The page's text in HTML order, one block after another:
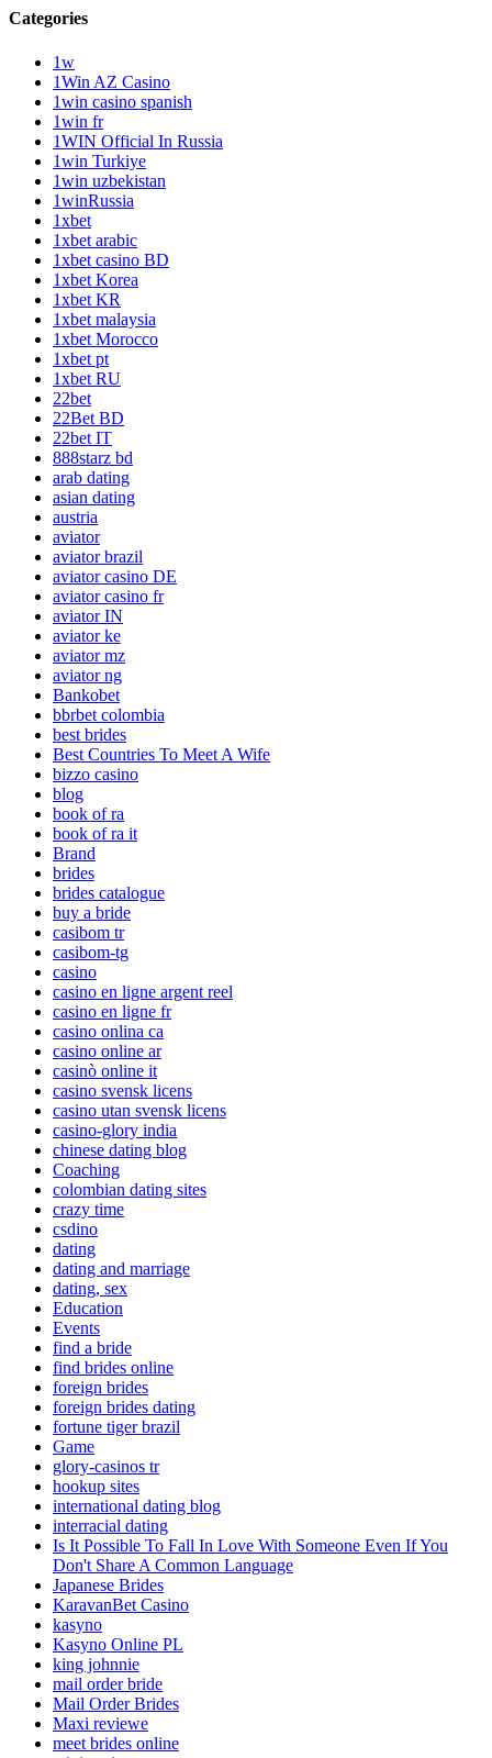
Categories
1w
1Win AZ Casino
1win casino spanish
1win fr
1WIN Official In Russia
1win Turkiye
1win uzbekistan
1winRussia
1xbet
1xbet arabic
1xbet casino BD
1xbet Korea
1xbet KR
1xbet malaysia
1xbet Morocco
1xbet pt
1xbet RU
22bet
22Bet BD
22bet IT
888starz bd
arab dating
asian dating
austria
aviator
aviator brazil
aviator casino DE
aviator casino fr
aviator IN
aviator ke
aviator mz
aviator ng
Bankobet
bbrbet colombia
best brides
Best Countries To Meet A Wife
bizzo casino
blog
book of ra
book of ra it
Brand
brides
brides catalogue
buy a bride
casibom tr
casibom-tg
casino
casino en ligne argent reel
casino en ligne fr
casino onlina ca
casino online ar
casinò online it
casino svensk licens
casino utan svensk licens
casino-glory india
chinese dating blog
Coaching
colombian dating sites
crazy time
csdino
dating
dating and marriage
dating, sex
Education
Events
find a bride
find brides online
foreign brides
foreign brides dating
fortune tiger brazil
Game
glory-casinos tr
hookup sites
international dating blog
interracial dating
Is It Possible To Fall In Love With Someone Even If You
Don't Share A Common Language
Japanese Brides
KaravanBet Casino
kasyno
Kasyno Online PL
king johnnie
mail order bride
Mail Order Brides
Maxi reviewe
meet brides online